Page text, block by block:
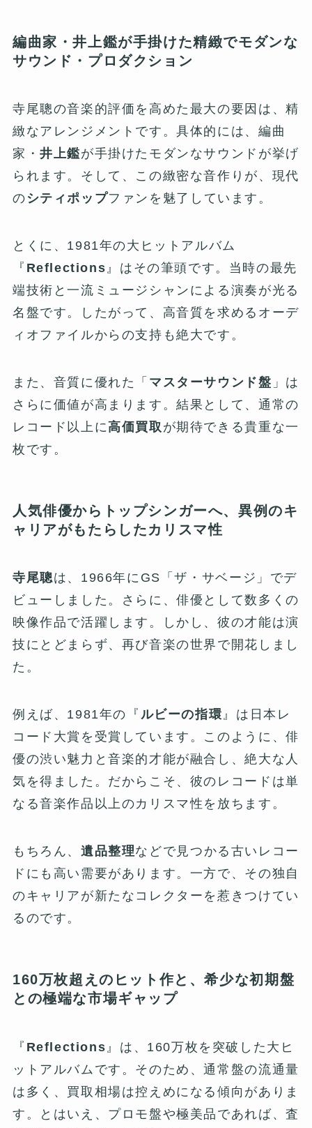
編曲家・井上鑑が手掛けた精緻でモダンな
サウンド・プロダクション
寺尾聰の音楽的評価を高めた最大の要因は、精
緻なアレンジメントです。具体的には、編曲
家・井上鑑が手掛けたモダンなサウンドが挙げ
られます。そして、この緻密な音作りが、現代
の シティポップファンを魅了しています。
とくに、1981年の大ヒットアルバム
『 Reflections』はその筆頭です。当時の最先
端技術と一流ミュージシャンによる演奏が光る
名盤です。したがって、高音質を求めるオーデ
ィオファイルからの支持も絶大です。
また、音質に優れた「 マスターサウンド盤 」は
さらに価値が高まります。結果として、通常の
レコード以上に高価買取 が期待できる貴重な一
枚です。
人気俳優からトップシンガーへ、異例のキ
ャリアがもたらしたカリスマ性
寺尾聰は、1966年にGS「ザ・サベージ」でデ
ビューしました。さらに、俳優として数多くの
映像作品で活躍します。しかし、彼の才能は演
技にとどまらず、再び音楽の世界で開花しまし
た。
例えば、1981年の『 ルビーの指環』は日本レ
コード大賞を受賞しています。このように、俳
優の渋い魅力と音楽的才能が融合し、絶大な人
気を得ました。だからこそ、彼のレコードは単
なる音楽作品以上のカリスマ性を放ちます。
もちろん、 遺品整理などで見つかる古いレコー
ドにも高い需要があります。一方で、その独自
のキャリアが新たなコレクターを惹きつけてい
るのです。
160万枚超えのヒット作と、希少な初期盤
との極端な市場ギャップ
『 Reflections 』は、160万枚を突破した大ヒ
ットアルバムです。そのため、通常盤の流通量
は多く、買取相場は控えめになる傾向がありま
す。とはいえ、プロモ盤や極美品であれば、査